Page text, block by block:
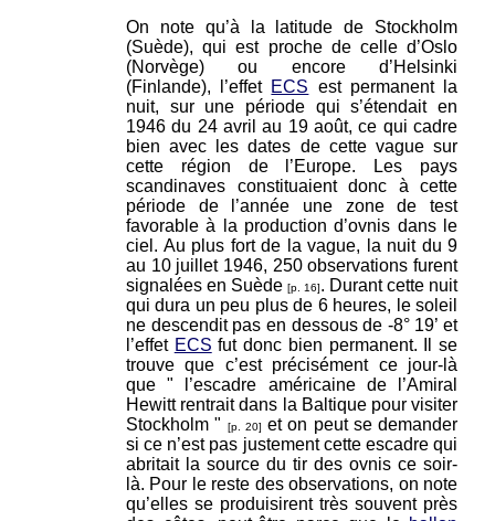
On note qu’à la latitude de Stockholm
(Suède), qui est proche de celle d’Oslo
(Norvège) ou encore d’Helsinki
(Finlande), l’effet ECS est permanent la
nuit, sur une période qui s’étendait en
1946 du 24 avril au 19 août, ce qui cadre
bien avec les dates de cette vague sur
cette région de l’Europe. Les pays
scandinaves constituaient donc à cette
période de l’année une zone de test
favorable à la production d’ovnis dans le
ciel. Au plus fort de la vague, la nuit du 9
au 10 juillet 1946, 250 observations furent
signalées en Suède [p. 16]. Durant cette nuit
qui dura un peu plus de 6 heures, le soleil
ne descendit pas en dessous de -8° 19’ et
l’effet ECS fut donc bien permanent. Il se
trouve que c’est précisément ce jour-là
que " l’escadre américaine de l’Amiral
Hewitt rentrait dans la Baltique pour visiter
Stockholm "
[p. 20] et on peut se demander
si ce n’est pas justement cette escadre qui
abritait la source du tir des ovnis ce soir-
là. Pour le reste des observations, on note
qu’elles se produisirent très souvent près